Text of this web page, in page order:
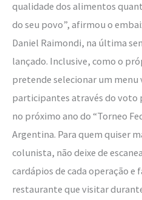
qualidade dos alimentos
do seu povo”, afirmou o
Daniel Raimondi, na última
lançado. Inclusive, como o
pretende selecionar um menu
participantes através do
no próximo ano do “Torneo
Argentina. Para quem quiser
colunista, não deixe de
cardápios de cada operação e
restaurante que visitar